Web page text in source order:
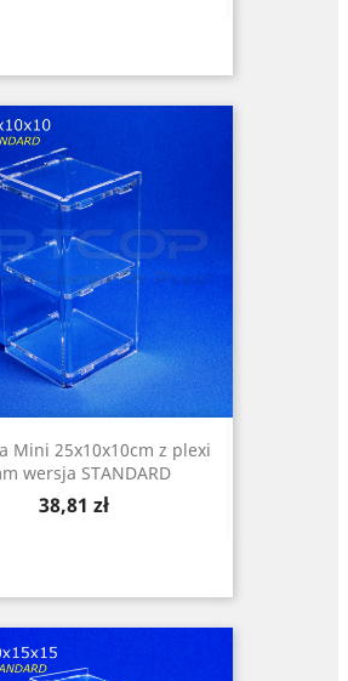
Mini 25x10x10cm z plexi
wersja STANDARD
Cena
38,81 zł